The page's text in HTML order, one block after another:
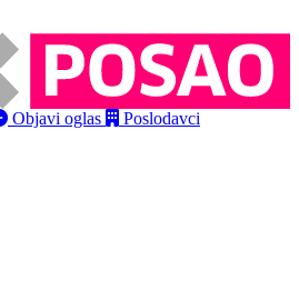
Objavi oglas Poslodavci